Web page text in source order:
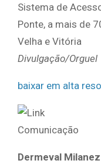
Sistema de
Ponte, a mais de
Velha e Vitória
Divulgação/Orguel
baixar em alta
Dermeval Milanez